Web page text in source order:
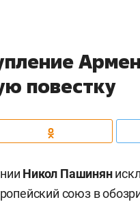
повестку
Никол Пашинян
союз в